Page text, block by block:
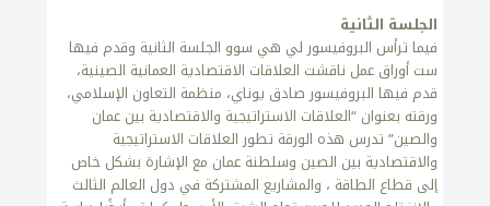
الجلسة الثانية
فيما ترأس البروفيسور لي هي سوو الجلسة الثانية وقدم فيها
ست أوراق عمل ناقشت العلاقات الاقتصادية العمانية الصينية،
قدم فيها البروفيسور صادق يوناي، منظمة التعاون الإسلامي،
ورقته بعنوان “العلاقات الاستراتيجية والاقتصادية بين عمان
والصين” تدرس هذه الورقة تطور العلاقات الاستراتيجية
والاقتصادية بين الصين وسلطنة عمان مع الإشارة بشكل خاص
إلى قطاع الطاقة ، والمشاريع المشتركة في دول العالم الثالث